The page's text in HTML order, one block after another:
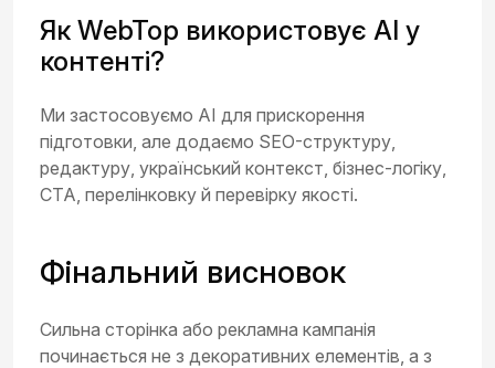
Як WebTop використовує AI у
контенті?
Ми застосовуємо AI для прискорення
підготовки, але додаємо SEO-структуру,
редактуру, український контекст, бізнес-логіку,
CTA, перелінковку й перевірку якості.
Фінальний висновок
Сильна сторінка або рекламна кампанія
починається не з декоративних елементів, а з